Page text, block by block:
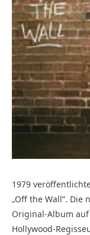
1979
„Off the Wall“. Die
Original-Album
Hollywood-